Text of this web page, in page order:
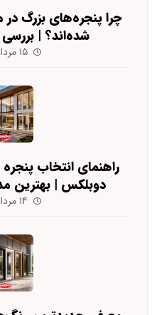
چرا پنجره‌های بزرگ
شده‌اند؟ | بررسی
۱۵ مرداد ۱۴۰۵
راهنمای انتخاب
دوبلکس | بهترین
۱۴ مرداد ۱۴۰۵